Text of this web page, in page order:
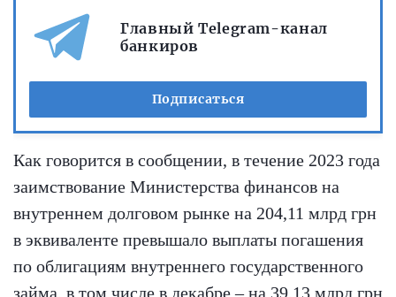
Главный Telegram-канал
банкиров
Подписаться
Как говорится в сообщении, в течение 2023 года
заимствование Министерства финансов на
внутреннем долговом рынке на 204,11 млрд грн
в эквиваленте превышало выплаты погашения
по облигациям внутреннего государственного
займа, в том числе в декабре – на 39,13 млрд грн